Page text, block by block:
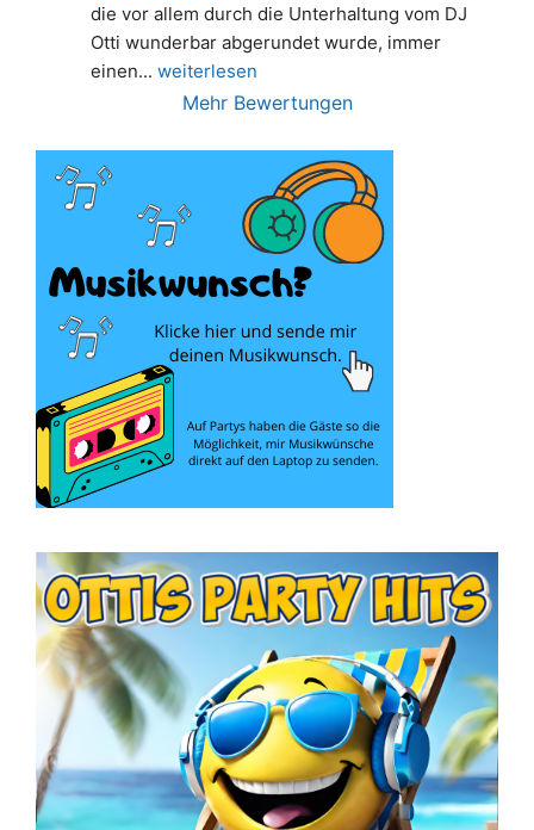
die vor allem durch die Unterhaltung vom DJ
Otti wunderbar abgerundet wurde, immer
einen... weiterlesen
Mehr Bewertungen